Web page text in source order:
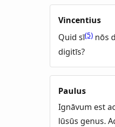
Vincentius
Quid sī(5)nōs
digitīs?
Paulus
Ignāvum est
lūsūs genus.